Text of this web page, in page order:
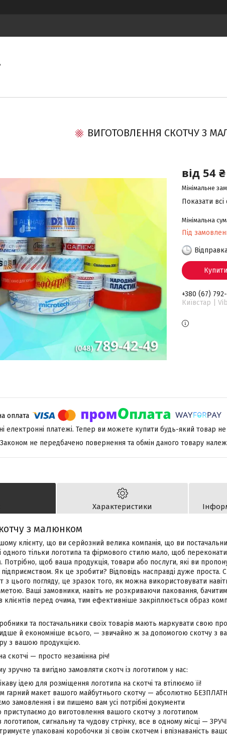
ВИГОТОВЛЕННЯ СКОТЧУ З
від 54 ₴
Мінімальне
Показати всі
Мінімальна
Під
Купити
+380 (67)
Київстар |
електронні платежі. Тепер ви можете купити будь-який товар
Законом не передбачено повернення та обмін даного товару
Характеристики
з малюнком
клієнту, що ви серйозний велика компанія, що ви
одного тільки логотипа та фірмового стилю мало, щоб переконати
Потрібно, щоб ваша продукція, товари або послуги, які ви
Як це зробити? Відповідь насправді дуже проста.
з цього погляду, це зразок того, як можна використовувати
Ваші замовники, навіть не розкриваючи паковання,
клієнтів перед очима, тим ефективніше закріплюється образ
та постачальники своїх товарів мають маркувати свою
й економніше всього, — звичайно ж за допомогою скотчу з
з вашою продукцією.
скотчі — просто незамінна річ!
зручно та вигідно замовляти скотч із логотипом у нас:
ідею для розміщення логотипа на скотчі та втілюємо її!
гарний макет вашого майбутнього скотчу — абсолютно
замовлення і ви пишемо вам усі потрібні документи
до виготовлення вашого скотчу з логотипом
логотипом, сигнальну та чудову стрічку, все в одному місці —
упаковані коробочки зі своїм скотчем і впізнаваність